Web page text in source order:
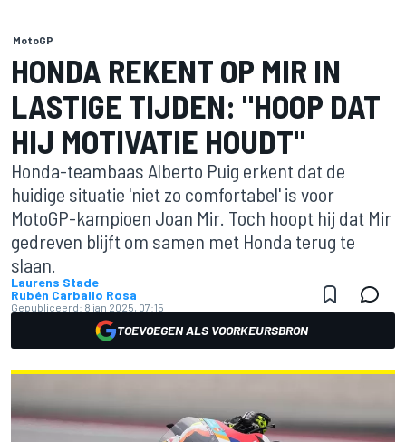
MotoGP
HONDA REKENT OP MIR IN
LASTIGE TIJDEN: "HOOP DAT
HIJ MOTIVATIE HOUDT"
Honda-teambaas Alberto Puig erkent dat de
huidige situatie 'niet zo comfortabel' is voor
MotoGP-kampioen Joan Mir. Toch hoopt hij dat Mir
gedreven blijft om samen met Honda terug te
slaan.
Laurens Stade
Rubén Carballo Rosa
Gepubliceerd: 8 jan 2025, 07:15
TOEVOEGEN ALS VOORKEURSBRON